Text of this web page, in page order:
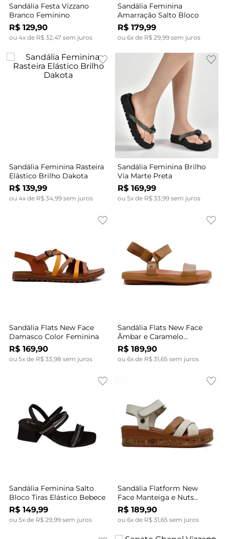
Sandália Festa Vizzano
Branco Feminino
R$ 129,90
ou 4x de R$ 32,47sem juros
Sandália Feminina
Amarração Salto Bloco
R$ 179,99
ou 6x de R$ 29,99sem juros
Sandália Feminina Rasteira
Elástico Brilho Dakota
R$ 139,99
ou 4x de R$ 34,99sem juros
Sandália Feminina Brilho
Via Marte Preta
R$ 169,99
ou 5x de R$ 33,99sem juros
Sandália Flats New Face
Damasco Color Feminina
R$ 169,90
ou 5x de R$ 33,98 sem juros
Sandália Flats New Face
Âmbar e Caramelo
Feminina
R$ 189,90
ou 6x de R$ 31,65sem juros
Sandália Feminina Salto
Bloco Tiras Elástico Bebece
R$ 149,99
ou 5x de R$ 29,99sem juros
Sandália Flatform New
Face Manteiga e Nuts
Feminina
R$ 189,90
ou 6x de R$ 31,65sem juros